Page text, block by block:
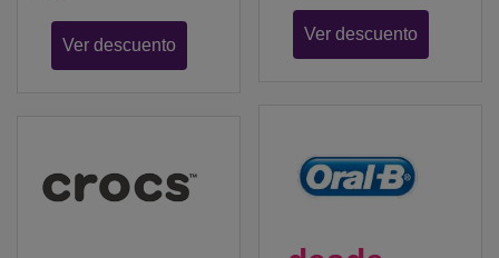
Ver descuento
Ver descuento